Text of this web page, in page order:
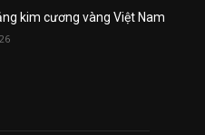
kim cương vàng Việt Nam